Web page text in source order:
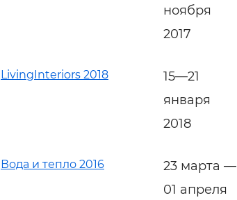
ноября
2017
LivingInteriors 2018
15—21
января
2018
Вода и тепло 2016
23 марта —
01 апреля